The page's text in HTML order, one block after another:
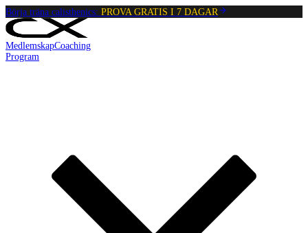
Börja träna calisthenics: PROVA GRATIS I 7 DAGAR
MedlemskapCoaching
Program